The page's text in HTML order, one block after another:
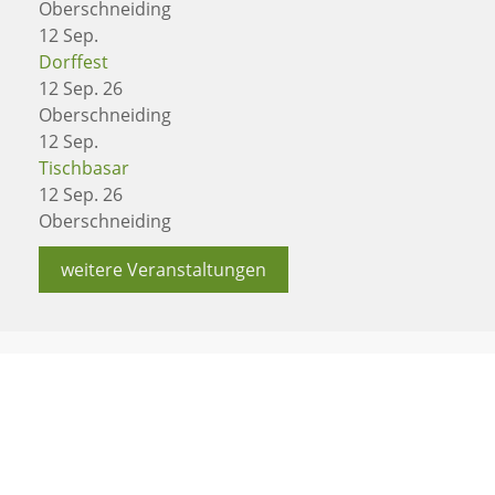
Oberschneiding
12 Sep.
Dorffest
12 Sep. 26
Oberschneiding
12 Sep.
Tischbasar
12 Sep. 26
Oberschneiding
weitere Veranstaltungen